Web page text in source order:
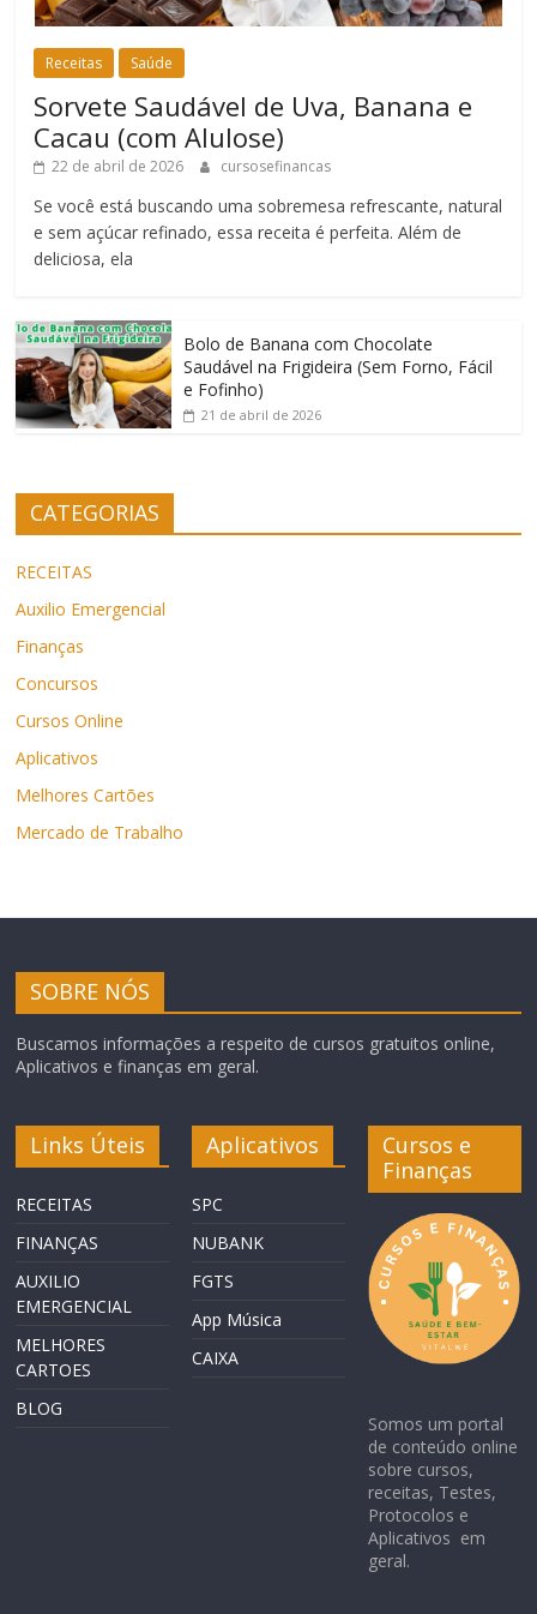
Receitas Saúde
Sorvete Saudável de Uva, Banana e
Cacau (com Alulose)
22 de abril de 2026 cursosefinancas
Se você está buscando uma sobremesa refrescante, natural
e sem açúcar refinado, essa receita é perfeita. Além de
deliciosa, ela
Bolo de Banana com Chocolate
Saudável na Frigideira (Sem Forno, Fácil
e Fofinho)
21 de abril de 2026
CATEGORIAS
RECEITAS
Auxilio Emergencial
Finanças
Concursos
Cursos Online
Aplicativos
Melhores Cartões
Mercado de Trabalho
SOBRE NÓS
Buscamos informações a respeito de cursos gratuitos online,
Aplicativos e finanças em geral.
Links Úteis
RECEITAS
FINANÇAS
AUXILIO
EMERGENCIAL
MELHORES
CARTOES
BLOG
Aplicativos
SPC
NUBANK
FGTS
App Música
CAIXA
Cursos e
Finanças
Somos um portal
de conteúdo online
sobre cursos,
receitas, Testes,
Protocolos e
Aplicativos em
geral.